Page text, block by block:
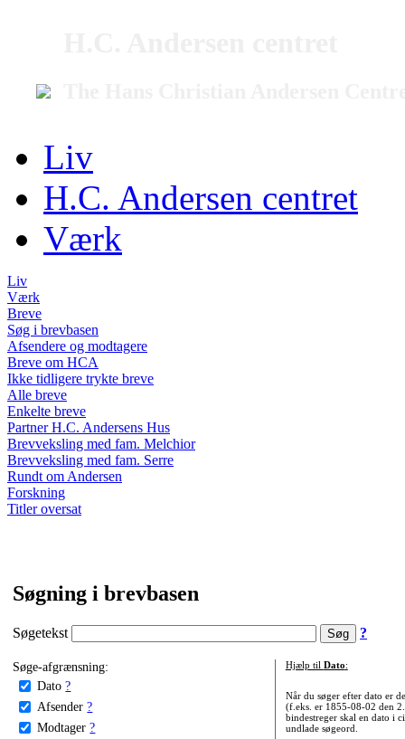
Liv
H.C. Andersen centret
Værk
Liv
Værk
Breve
Søg i brevbasen
Afsendere og modtagere
Breve om HCA
Ikke tidligere trykte breve
Alle breve
Enkelte breve
Partner H.C. Andersens Hus
Brevveksling med fam. Melchior
Brevveksling med fam. Serre
Rundt om Andersen
Forskning
Titler oversat
Søgning i brevbasen
Søgetekst ?
Søge-afgrænsning:
Dato ?
Afsender ?
Modtager ?
Hjælp til Dato:
Når du søger efter dato er
(f.eks. er 1855-08-02 den
bindestreger skal en dato i
undlade søgeord.